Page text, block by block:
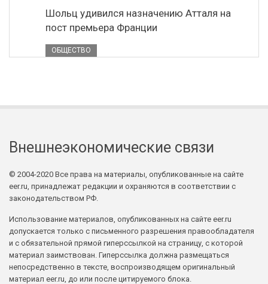
Шольц удивился назначению Атталя на
пост премьера Франции
ОБЩЕСТВО
Внешнеэкономические связи
© 2004-2020 Все права на материалы, опубликованные на сайте
eer.ru, принадлежат редакции и охраняются в соответствии с
законодательством РФ.
Использование материалов, опубликованных на сайте eer.ru
допускается только с письменного разрешения правообладателя
и с обязательной прямой гиперссылкой на страницу, с которой
материал заимствован. Гиперссылка должна размещаться
непосредственно в тексте, воспроизводящем оригинальный
материал eer.ru, до или после цитируемого блока.